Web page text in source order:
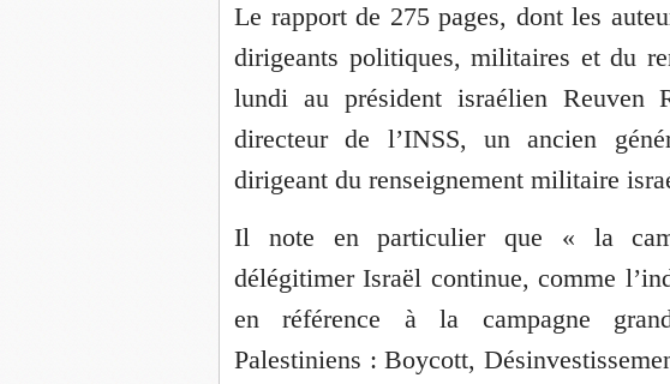
Le rapport de 275 pages, dont les
dirigeants politiques, militaires et du
lundi au président israélien
directeur de l’INSS, un ancien
dirigeant du renseignement militaire
Il note en particulier que « la
délégitimer Israël continue, comme
en référence à la campagne
Palestiniens : Boycott,